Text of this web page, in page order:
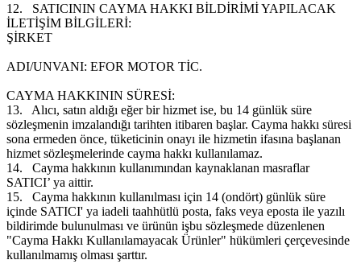
12.
SATICININ CAYMA HAKKI BİLDİRİMİ YAPILACAK
İLETİŞİM BİLGİLERİ:
ŞİRKET
ADI/UNVANI: EFOR MOTOR TİC.
CAYMA HAKKININ SÜRESİ:
13.
Alıcı, satın aldığı eğer bir hizmet ise, bu 14 günlük süre
sözleşmenin imzalandığı tarihten itibaren başlar. Cayma hakkı süresi
sona ermeden önce, tüketicinin onayı ile hizmetin ifasına başlanan
hizmet sözleşmelerinde cayma hakkı kullanılamaz.
14.
Cayma hakkının kullanımından kaynaklanan masraflar
SATICI’ ya aittir.
15.
Cayma hakkının kullanılması için 14 (ondört) günlük süre
içinde SATICI' ya iadeli taahhütlü posta, faks veya eposta ile yazılı
bildirimde bulunulması ve ürünün işbu sözleşmede düzenlenen
"Cayma Hakkı Kullanılamayacak Ürünler" hükümleri çerçevesinde
kullanılmamış olması şarttır.